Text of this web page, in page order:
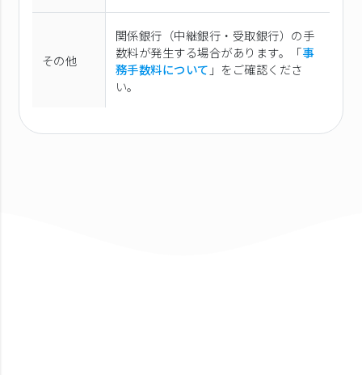
その他
関係銀行（中継銀行・受取銀行）の手
数料が発生する場合があります。「事
務手数料について 」をご確認くださ
い。